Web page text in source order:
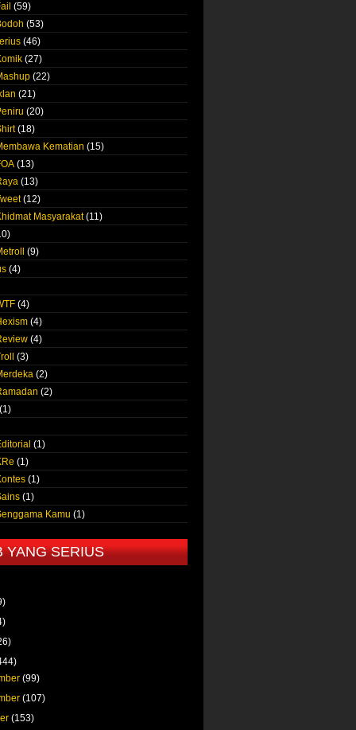
(59)
(53)
(46)
(27)
(22)
(21)
(20)
(18)
Kematian (15)
(13)
(13)
(12)
Masyarakat (11)
(9)
(4)
(4)
(4)
(4)
(3)
(2)
(2)
(1)
(1)
(1)
(1)
(1)
Kamu (1)
YANG SERIUS
(99)
(107)
(153)